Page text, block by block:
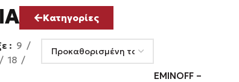
Κατηγορίες
9
18
EMINOFF –